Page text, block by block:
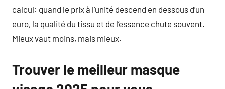
calcul: quand le prix à l’unité descend en dessous d’un
euro, la qualité du tissu et de l’essence chute souvent.
Mieux vaut moins, mais mieux.
Trouver le meilleur masque